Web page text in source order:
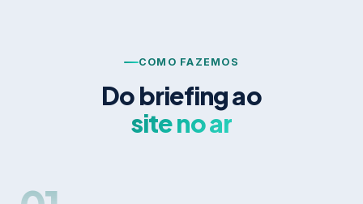
COMO FAZEMOS
Do briefing ao
site no ar